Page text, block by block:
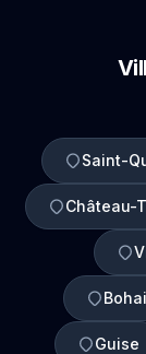
Saint-
Château-
Guise